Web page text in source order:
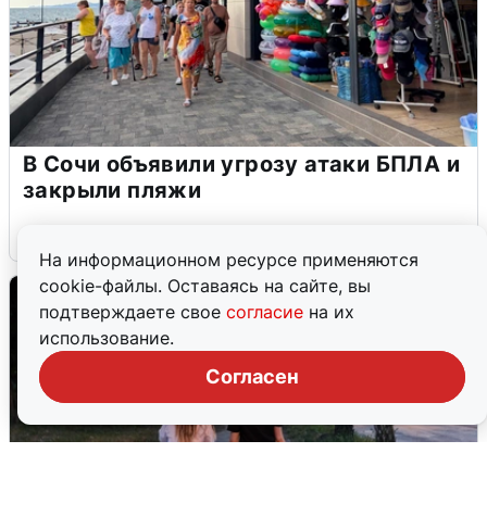
На информационном ресурсе применяются
cookie-файлы. Оставаясь на сайте, вы
подтверждаете свое согласие на их
использование.
Согласен
В Сочи объявили угрозу атаки БПЛА и
закрыли пляжи